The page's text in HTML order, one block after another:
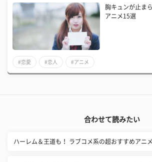
胸キュンが止ま
アニメ15選
#恋愛 #恋人 #アニメ
合わせて読みたい
ハーレム＆王道も！ ラブコメ系の超おすすめアニ